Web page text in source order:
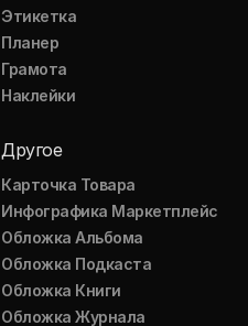
Этикетка
Планер
Грамота
Наклейки
Другое
Карточка Товара
Инфографика Маркетплейс
Обложка Альбома
Обложка Подкаста
Обложка Книги
Обложка Журнала